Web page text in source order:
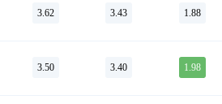
3.62 3.43 1.88
3.50 3.40 1.98